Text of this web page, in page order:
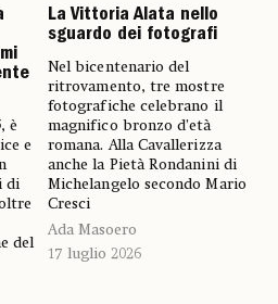
è
e
di
del
La Vittoria Alata nello
sguardo dei fotografi
Nel bicentenario del
ritrovamento, tre mostre
fotografiche celebrano il
magnifico bronzo d’età
romana. Alla Cavallerizza
anche la Pietà Rondanini di
Michelangelo secondo Mario
Cresci
Ada Masoero
17 luglio 2026